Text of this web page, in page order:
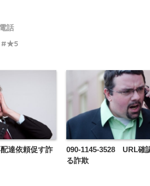
話
★5
達依頼促す詐
090-1145-3528 URL確
る詐欺